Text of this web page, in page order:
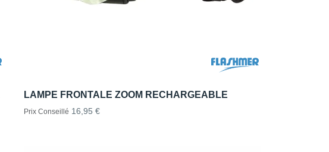
LAMPE FRONTALE ZOOM RECHARGEABLE
Prix Conseillé 16,95 €